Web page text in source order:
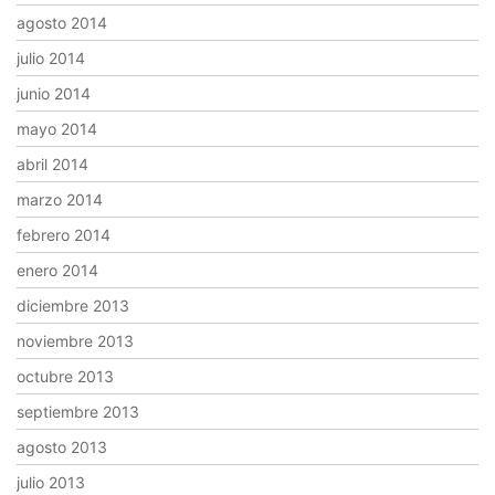
agosto 2014
julio 2014
junio 2014
mayo 2014
abril 2014
marzo 2014
febrero 2014
enero 2014
diciembre 2013
noviembre 2013
octubre 2013
septiembre 2013
agosto 2013
julio 2013